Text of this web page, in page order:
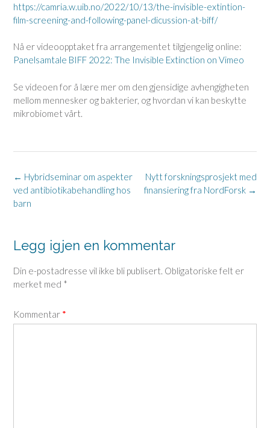
https://camria.w.uib.no/2022/10/13/the-invisible-extintion-
film-screening-and-following-panel-dicussion-at-biff/
Nå er videoopptaket fra arrangementet tilgjengelig online:
Panelsamtale BIFF 2022: The Invisible Extinction on Vimeo
Se videoen for å lære mer om den gjensidige avhengigheten
mellom mennesker og bakterier, og hvordan vi kan beskytte
mikrobiomet vårt.
Post
navigation
Nytt forskningsprosjekt med
finansiering fra NordForsk →
← Hybridseminar om aspekter
ved antibiotikabehandling hos
barn
Legg igjen en kommentar
Din e-postadresse vil ikke bli publisert. Obligatoriske felt er
merket med *
Kommentar *